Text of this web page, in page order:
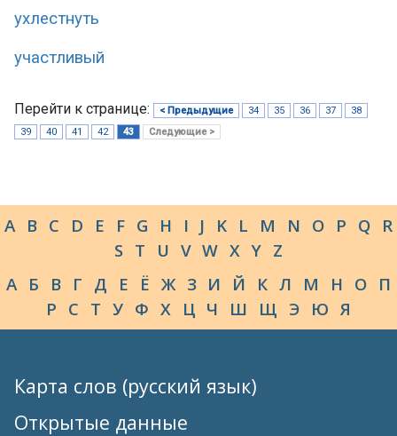
ухлестнуть
участливый
Перейти к странице: < Предыдущие 34 35 36 37
38
39
40 41 42 43 Следующие >
A B C D E F G H I J K L M N O P Q R
S T U V W X Y Z
А Б В Г Д Е Ё Ж З И Й К Л М Н О П
Р С Т У Ф Х Ц Ч Ш Щ Э Ю Я
Карта слов (русский язык)
Открытые данные